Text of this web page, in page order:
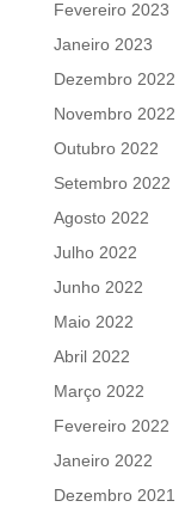
Fevereiro 2023
Janeiro 2023
Dezembro 2022
Novembro 2022
Outubro 2022
Setembro 2022
Agosto 2022
Julho 2022
Junho 2022
Maio 2022
Abril 2022
Março 2022
Fevereiro 2022
Janeiro 2022
Dezembro 2021